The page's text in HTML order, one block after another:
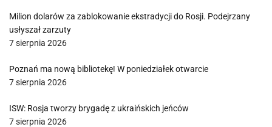
Milion dolarów za zablokowanie ekstradycji do Rosji. Podejrzany
usłyszał zarzuty
7 sierpnia 2026
Poznań ma nową bibliotekę! W poniedziałek otwarcie
7 sierpnia 2026
ISW: Rosja tworzy brygadę z ukraińskich jeńców
7 sierpnia 2026